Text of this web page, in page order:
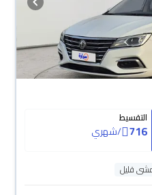
التقسيط
716
/شهري
قليل